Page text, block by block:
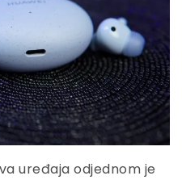
uređaja odjednom je